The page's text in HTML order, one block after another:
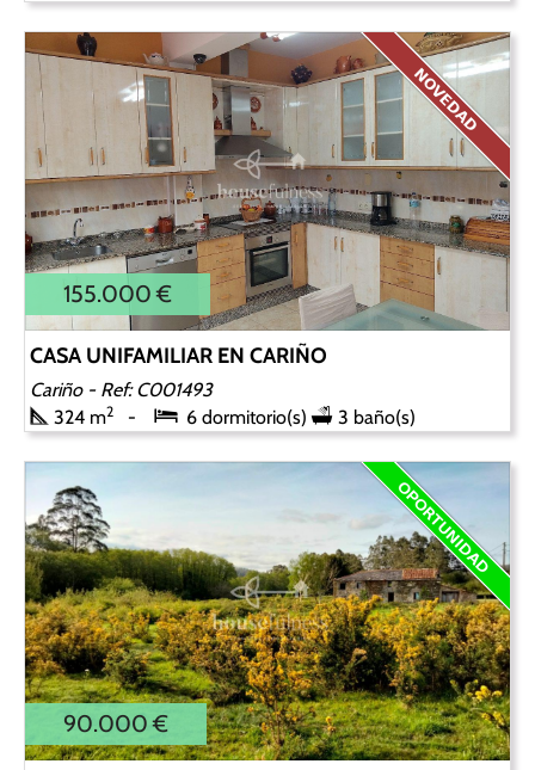
155.000 €
CASA UNIFAMILIAR EN CARIÑO
Cariño - Ref: C001493
324 m2 6 dormitorio(s) 3 baño(s)
90.000 €